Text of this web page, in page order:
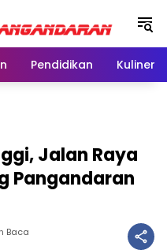
Pendidikan Kuliner
Jalan Raya
Pangandaran
Baca